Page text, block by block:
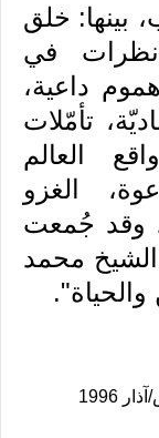
بينها: خلق
نظرات في
داعية،
تأمّلات
العالم
الغزو
وقد جُمعت
محمد